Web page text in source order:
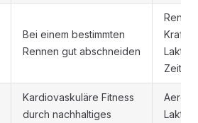
Bei einem bestimmten
Rennen gut abschneiden
Kraft/
Kardiovaskuläre Fitness
durch nachhaltiges